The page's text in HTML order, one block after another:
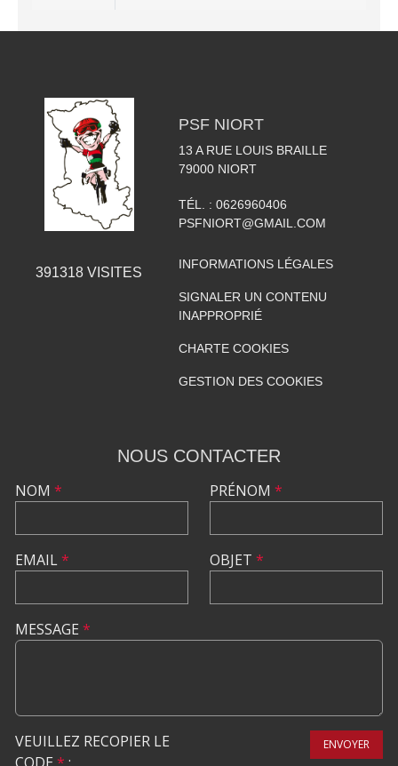
391318 VISITES
PSF NIORT
13 A RUE LOUIS BRAILLE
79000 NIORT
TÉL. : 0626960406
PSFNIORT@GMAIL.COM
INFORMATIONS LÉGALES
SIGNALER UN CONTENU
INAPPROPRIÉ
CHARTE COOKIES
GESTION DES COOKIES
NOUS CONTACTER
NOM *
EMAIL*
PRÉNOM *
OBJET *
MESSAGE *
VEUILLEZ RECOPIER LE
CODE * :
ENVOYER